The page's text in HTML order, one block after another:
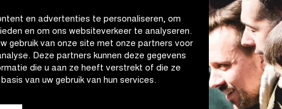
en advertenties te personaliseren, om
en om ons websiteverkeer te analyseren.
gebruik van onze site met onze partners voor
Deze partners kunnen deze gegevens
die u aan ze heeft verstrekt of die ze
van uw gebruik van hun services.